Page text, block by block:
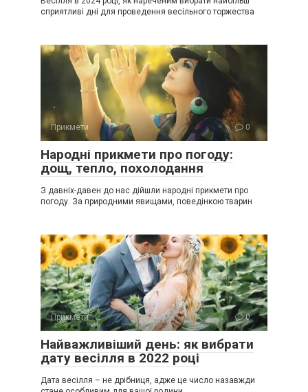
сприятливі дні для проведення весільного торжества
Прикмети 0
Народні прикмети про погоду:
дощ, тепло, похолодання
З давніх-давен до нас дійшли народні прикмети про
погоду. За природними явищами, поведінкою тварин
Прикмети 0
Найважливіший день: як вибрати
дату весілля в 2022 році
Дата весілля – не дрібниця, адже це число назавжди